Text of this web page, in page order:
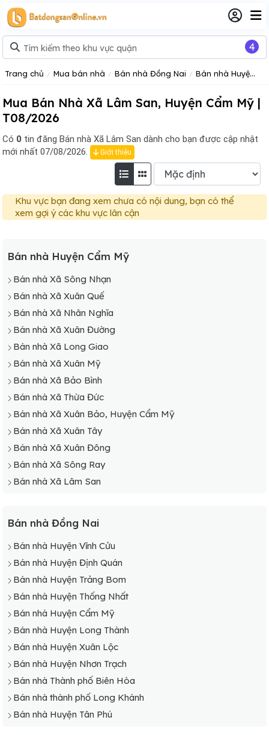
Trang chủ Mua bán nhà Bán nhà Đồng Nai Bán nhà Huyện Cẩm Mỹ
Mua Bán Nhà Xã Lâm San, Huyện Cẩm Mỹ |
T08/2026
Có 0 tin đăng Bán nhà Xã Lâm San dành cho bạn được cập nhật
mới nhất 07/08/2026.
Giới thiệu
Khu vực bạn đang xem chưa có nội dung, bạn có thể
xem gợi ý các khu vực lân cận
Bán nhà Huyện Cẩm Mỹ
Bán nhà Xã Sông Nhạn
Bán nhà Xã Xuân Quế
Bán nhà Xã Nhân Nghĩa
Bán nhà Xã Xuân Đường
Bán nhà Xã Long Giao
Bán nhà Xã Xuân Mỹ
Bán nhà Xã Bảo Bình
Bán nhà Xã Thừa Đức
Bán nhà Xã Xuân Bảo, Huyện Cẩm Mỹ
Bán nhà Xã Xuân Tây
Bán nhà Xã Xuân Đông
Bán nhà Xã Sông Ray
Bán nhà Xã Lâm San
Bán nhà Đồng Nai
Bán nhà Huyện Vĩnh Cửu
Bán nhà Huyện Định Quán
Bán nhà Huyện Trảng Bom
Bán nhà Huyện Thống Nhất
Bán nhà Huyện Cẩm Mỹ
Bán nhà Huyện Long Thành
Bán nhà Huyện Xuân Lộc
Bán nhà Huyện Nhơn Trạch
Bán nhà Thành phố Biên Hòa
Bán nhà thành phố Long Khánh
Bán nhà Huyện Tân Phú
4